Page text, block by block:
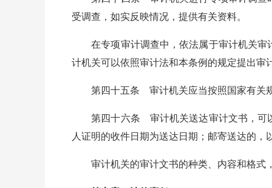
受调查，如实反映情况，提供有关资料。
在专项审计调查中，依法属于审计机关审
计机关可以依照审计法和本条例的规定提出
第四十五条 审计机关应当按照国家有关规
第四十六条 审计机关送达审计文书，可以
人证明的收件日期为送达日期；邮寄送达的
审计机关的审计文书的种类、内容和格式